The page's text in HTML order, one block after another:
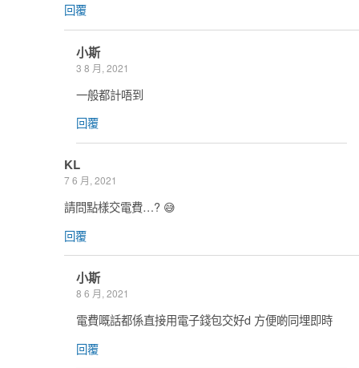
回覆
小斯
3 8 月, 2021
一般都計唔到
回覆
KL
7 6 月, 2021
請問點樣交電費…? 😅
回覆
小斯
8 6 月, 2021
電費嘅話都係直接用電子錢包交好d 方便啲同埋即時
回覆